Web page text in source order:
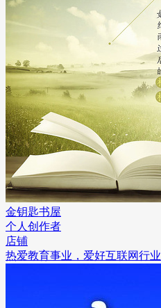
金钥匙书屋
个人创作者
店铺
热爱教育事业，爱好互联网行业